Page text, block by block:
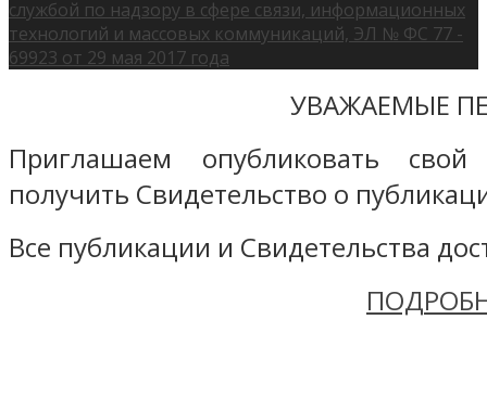
службой по надзору в сфере связи, информационных
технологий и массовых коммуникаций, ЭЛ № ФС 77 -
69923 от 29 мая 2017 года
УВАЖАЕМЫЕ
Приглашаем опубликовать
получить Свидетельство о
Все публикации и Свидетельства